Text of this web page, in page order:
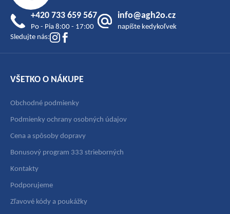
+420 733 659 567
Po - Pia 8:00 - 17:00
info@agh2o.cz
napíšte kedykoľvek
Sledujte nás:
VŠETKO O NÁKUPE
Obchodné podmienky
Podmienky ochrany osobných údajov
Cena a spôsoby dopravy
Bonusový program 333 strieborných
Kontakty
Podporujeme
Zľavové kódy a poukážky